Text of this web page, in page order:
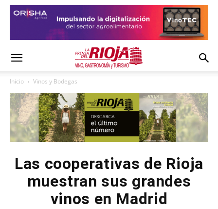
Inicio Vinos y Bodegas
Las cooperativas de Rioja
muestran sus grandes
vinos en Madrid